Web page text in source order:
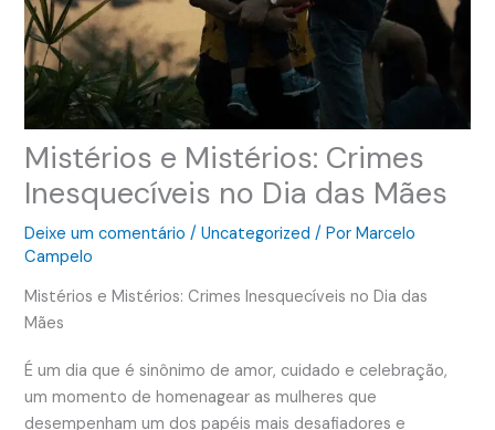
Mistérios e Mistérios: Crimes
Inesquecíveis no Dia das Mães
Deixe um comentário /Uncategorized / PorMarcelo
Campelo
Mistérios e Mistérios: Crimes Inesquecíveis no Dia das
Mães
É um dia que é sinônimo de amor, cuidado e celebração,
um momento de homenagear as mulheres que
desempenham um dos papéis mais desafiadores e